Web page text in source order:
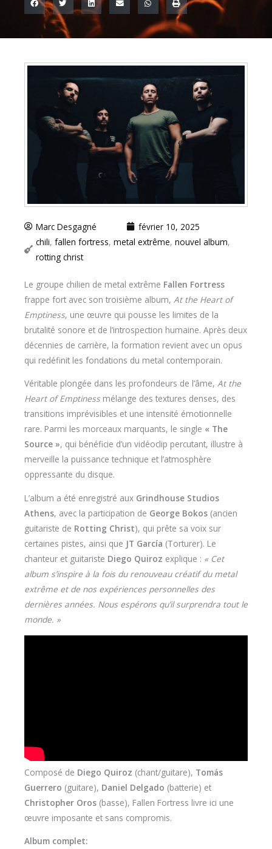
Marc Desgagné
février 10, 2025
chili, fallen fortress, metal extrême, nouvel album,
rotting christ
Le groupe chilien de metal extrême Fallen Fortress
frappe fort avec son troisième album, At the Heart of
Emptiness, une œuvre qui pousse les limites de la
brutalité sonore et de l’introspection humaine. Après deux
décennies de carrière, la formation revient avec un opus
qui redéfinit les fondations du metal contemporain.
Véritable plongée dans les profondeurs de l’âme, At the
Heart of Emptinessmélange des textures denses, des
transitions imprévisibles et une intensité émotionnelle
rare. Parmi les morceaux marquants, le single « The
Source », qui bénéficie d’un vidéoclip percutant, illustre à
merveille la puissance technique et l’atmosphère
oppressante du disque.
L’album a été enregistré aux Grindhouse Studios
Athens, avec la participation de George Bokos (ancien
guitariste de Rotting Christ), qui prête sa voix sur
certaines pistes, ainsi que JT García (Torturer). Le
chanteur et guitariste Diego Quiroz explique : « Cet
album s’inspire à la fois du renouveau créatif du metal
extrême et de nos expériences personnelles des
dernières années. Nous espérons qu’il surprendra tout le
monde. »
Composé de Diego Quiroz (chant/guitare), Tomás
Guerrero (guitare), Daniel Delgado (batterie) et
Christopher Oros (basse), Fallen Fortress livre ici une
œuvre imposante et sans compromis.
Album complet: